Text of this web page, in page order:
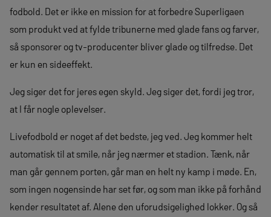
fodbold. Det er ikke en mission for at forbedre Superligaen
som produkt ved at fylde tribunerne med glade fans og farver,
så sponsorer og tv-producenter bliver glade og tilfredse. Det
er kun en sideeffekt.
Jeg siger det for jeres egen skyld. Jeg siger det, fordi jeg tror,
at I får nogle oplevelser.
Livefodbold er noget af det bedste, jeg ved. Jeg kommer helt
automatisk til at smile, når jeg nærmer et stadion. Tænk, når
man går gennem porten, går man en helt ny kamp i møde. En,
som ingen nogensinde har set før, og som man ikke på forhånd
kender resultatet af. Alene den uforudsigelighed lokker. Og så